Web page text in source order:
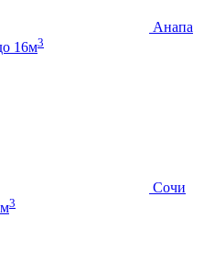
Анапа
16м3
Сочи
3